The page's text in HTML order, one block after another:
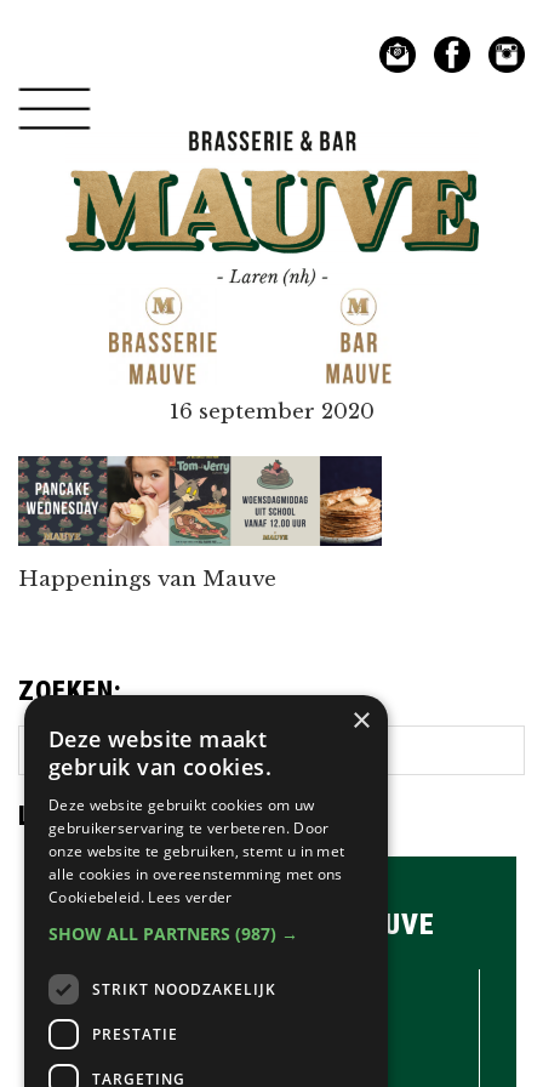
hoofdnavigatie
hoofd
inhoud
Mauve
16 september 2020
Happenings van Mauve
ZOEKEN:
Zoek
op
deze
website
LAATSTE NIEUWS:
BRASSERIE & BAR MAUVE
CONTACTGEGEVENS //
×
Deze website maakt
gebruik van cookies.
Deze website gebruikt cookies om uw
gebruikerservaring te verbeteren. Door
onze website te gebruiken, stemt u in met
alle cookies in overeenstemming met ons
Cookiebeleid. Lees verder
SHOW ALL PARTNERS (987) →
STRIKT NOODZAKELIJK
PRESTATIE
TARGETING